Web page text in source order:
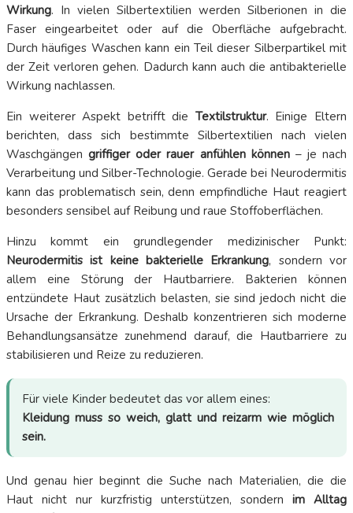
Wirkung. In vielen Silbertextilien werden Silberionen in die
Faser eingearbeitet oder auf die Oberfläche aufgebracht.
Durch häufiges Waschen kann ein Teil dieser Silberpartikel mit
der Zeit verloren gehen. Dadurch kann auch die antibakterielle
Wirkung nachlassen.
Ein weiterer Aspekt betrifft die Textilstruktur. Einige Eltern
berichten, dass sich bestimmte Silbertextilien nach vielen
Waschgängengriffiger oder rauer anfühlen können– je nach
Verarbeitung und Silber-Technologie. Gerade bei Neurodermitis
kann das problematisch sein, denn empfindliche Haut reagiert
besonders sensibel auf Reibung und raue Stoffoberflächen.
Hinzu kommt ein grundlegender medizinischer Punkt:
Neurodermitis ist keine bakterielle Erkrankung, sondern vor
allem eine Störung der Hautbarriere. Bakterien können
entzündete Haut zusätzlich belasten, sie sind jedoch nicht die
Ursache der Erkrankung. Deshalb konzentrieren sich moderne
Behandlungsansätze zunehmend darauf, die Hautbarriere zu
stabilisieren und Reize zu reduzieren.
Für viele Kinder bedeutet das vor allem eines:
Kleidung muss so weich, glatt und reizarm wie möglich
sein.
Und genau hier beginnt die Suche nach Materialien, die die
Haut nicht nur kurzfristig unterstützen, sondern im Alltag